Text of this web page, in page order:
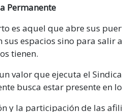
Permanente
es aquel que abre sus
sus espacios sino para salir
tienen.
valor que ejecuta el
busca estar presente en
y la participación de las